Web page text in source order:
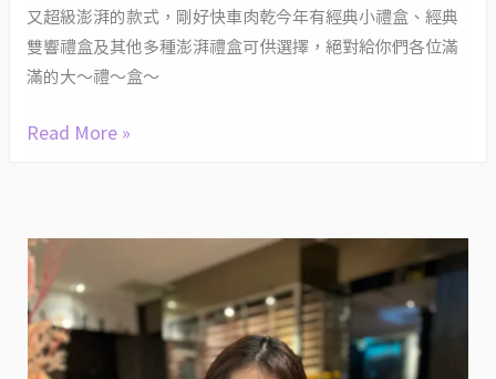
又超級澎湃的款式，剛好快車肉乾今年有經典小禮盒、經典
雙響禮盒及其他多種澎湃禮盒可供選擇，絕對給你們各位滿
滿的大～禮～盒～
年
送
禮
澎
團
美
食
@
Read More »